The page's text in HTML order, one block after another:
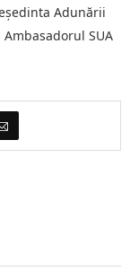
Adunării
SUA